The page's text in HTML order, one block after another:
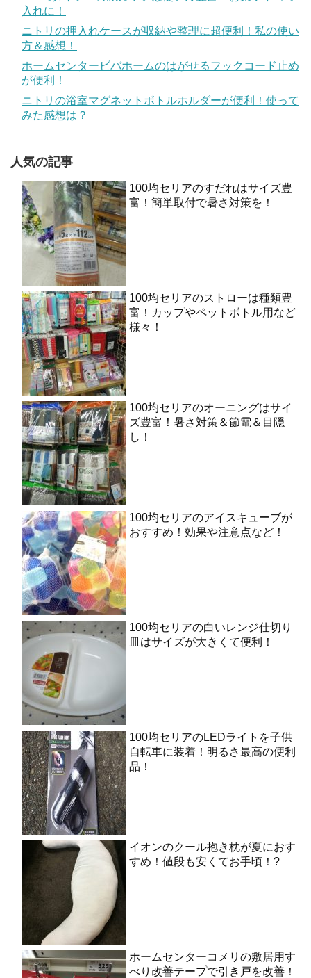
入れに！
ニトリの押入れケースが収納や整理に超便利！私の使い
方＆感想！
ホームセンタービバホームのはがせるフックコード止め
が便利！
ニトリの浴室マグネットボトルホルダーが便利！使って
みた感想は？
人気の記事
100均セリアのすだれはサイズ豊
富！簡単取付で暑さ対策を！
100均セリアのストローは種類豊
富！カップやペットボトル用など
様々！
100均セリアのオーニングはサイ
ズ豊富！暑さ対策＆節電＆目隠
し！
100均セリアのアイスキューブが
おすすめ！効果や注意点など！
100均セリアの白いレンジ仕切り
皿はサイズが大きくて便利！
100均セリアのLEDライトを子供
自転車に装着！明るさ最高の便利
品！
イオンのクール抱き枕が夏におす
すめ！値段も安くてお手頃！?
ホームセンターコメリの敷居用す
べり改善テープで引き戸を改善！